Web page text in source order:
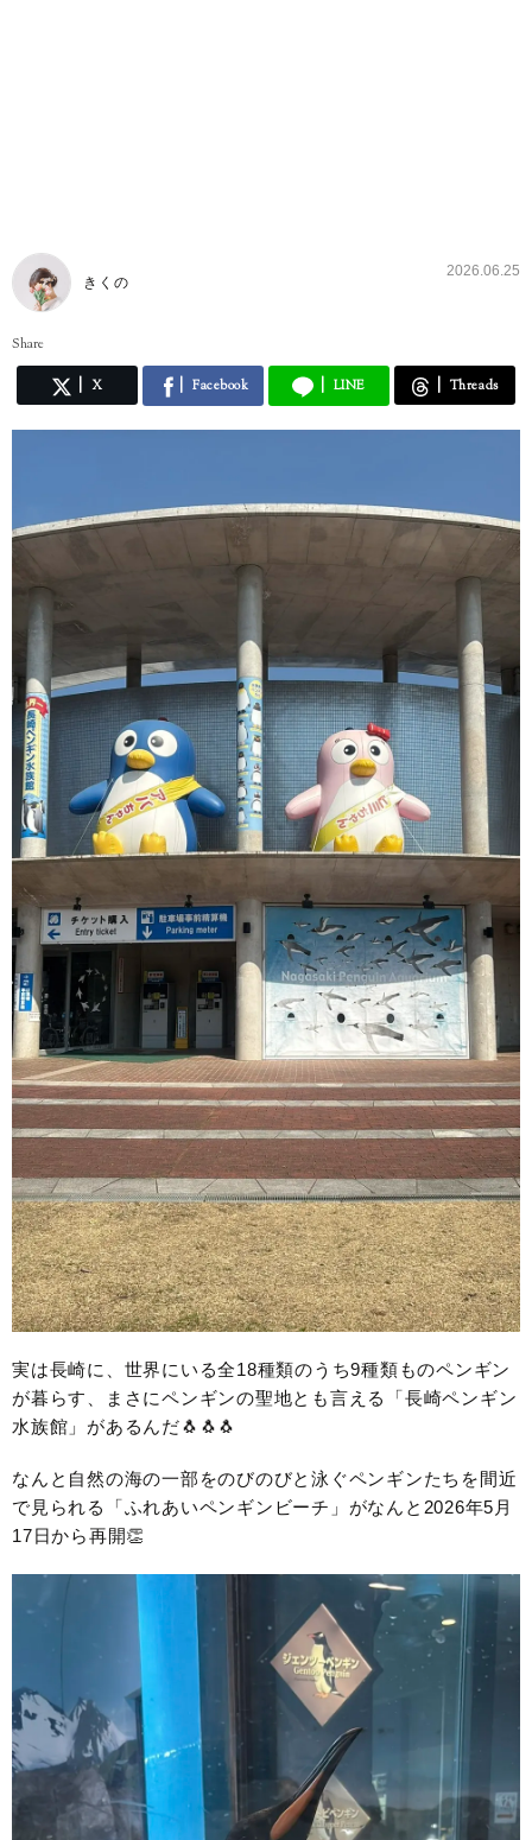
きくの
2026.06.25
Share
X Facebook LINE Threads
実は長崎に、世界にいる全18種類のうち9種類ものペンギン
が暮らす、まさにペンギンの聖地とも言える「長崎ペンギン
水族館」があるんだ🐧🐧🐧
なんと自然の海の一部をのびのびと泳ぐペンギンたちを間近
で見られる「ふれあいペンギンビーチ」がなんと2026年5月
17日から再開👏